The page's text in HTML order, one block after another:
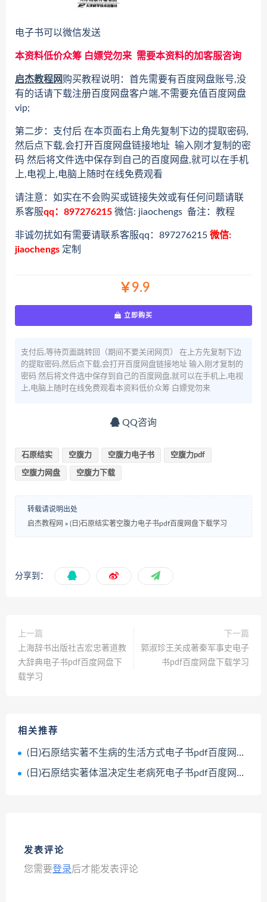
电子书可以微信发送
本资料低价众筹 白嫖党勿来 需要本资料的加客服咨询
启杰教程网购买教程说明：首先需要有百度网盘账号,没
有的话请下载注册百度网盘客户端,不需要充值百度网盘
vip;
第二步：支付后 在本页面右上角先复制下边的提取密码,
然后点下载,会打开百度网盘链接地址 输入刚才复制的密
码 然后将文件选中保存到自己的百度网盘,就可以在手机
上,电视上,电脑上随时在线免费观看
请注意：如实在不会购买或链接失效或有任何问题请联
系客服qq：897276215 微信: jiaochengs 备注：教程
非诚勿扰如有需要请联系客服qq：897276215 微信:
jiaochengs 定制
￥9.9
立即购买
支付后,等待页面跳转回（期间不要关闭网页） 在上方先复制下边
的提取密码,然后点下载,会打开百度网盘链接地址 输入刚才复制的
密码 然后将文件选中保存到自己的百度网盘,就可以在手机上,电视
上,电脑上随时在线免费观看本资料低价众筹 白嫖党勿来
QQ咨询
石原结实 空腹力 空腹力电子书 空腹力pdf
空腹力网盘 空腹力下载
转载请说明出处
启杰教程网 » (日)石原结实著空腹力电子书pdf百度网盘下载学习
分享到：
上一篇
上海辞书出版社吉宏忠著道教
大辞典电子书pdf百度网盘下
载学习
下一篇
郭淑珍王关成著秦军事史电子
书pdf百度网盘下载学习
相关推荐
(日)石原结实著不生病的生活方式电子书pdf百度网盘下载学习
(日)石原结实著体温决定生老病死电子书pdf百度网盘下载学习
发表评论
您需要登录后才能发表评论